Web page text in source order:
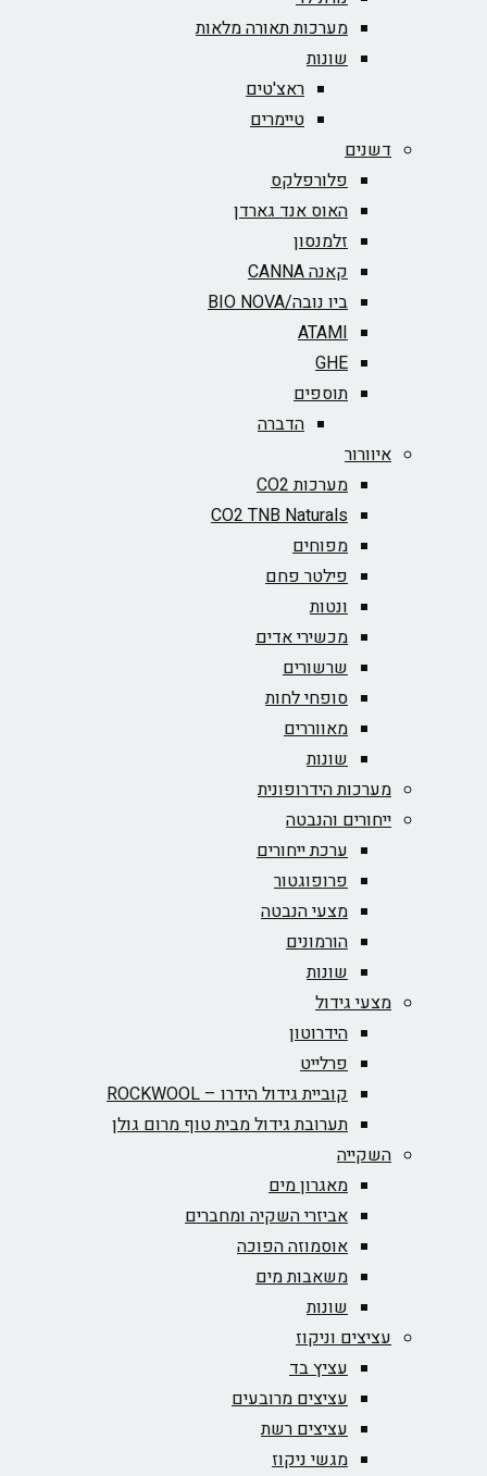
מערכות תאורה מלאות
שונות
ראצ'טים
טיימרים
דשנים
פלורפלקס
האוס אנד גארדן
זלמנסון
קאנה CANNA
ביו נובה/BIO NOVA‏
ATAMI
GHE
תוספים
הדברה
איוורור
מערכות CO2
CO2 TNB Naturals
מפוחים
פילטר פחם
ונטות
מכשירי אדים
שרשורים
סופחי לחות
מאווררים
שונות
מערכות הידרופונית
ייחורים והנבטה
ערכת ייחורים
פרופוגטור
מצעי הנבטה
הורמונים
שונות
מצעי גידול
הידרוטון
פרלייט
קוביית גידול הידרו – ROCKWOOL‏
תערובת גידול מבית טוף מרום גולן
השקייה
מאגרון מים
אביזרי השקיה ומחברים
אוסמוזה הפוכה
משאבות מים
שונות
עציצים וניקוז
עציץ בד
עציצים מרובעים
עציצים רשת
מגשי ניקוז